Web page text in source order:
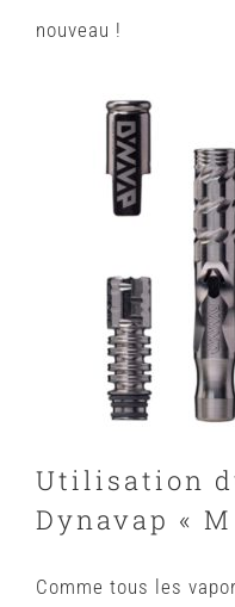
nouveau !
Utilisation
Dynavap « M
Comme tous les